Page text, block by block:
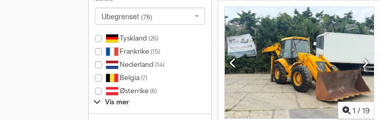
Ubegrenset (76)
Tyskland (26)
Frankrike(15)
Nederland (14)
Belgia(7)
Østerrike(6)
Vis mer
1 / 19